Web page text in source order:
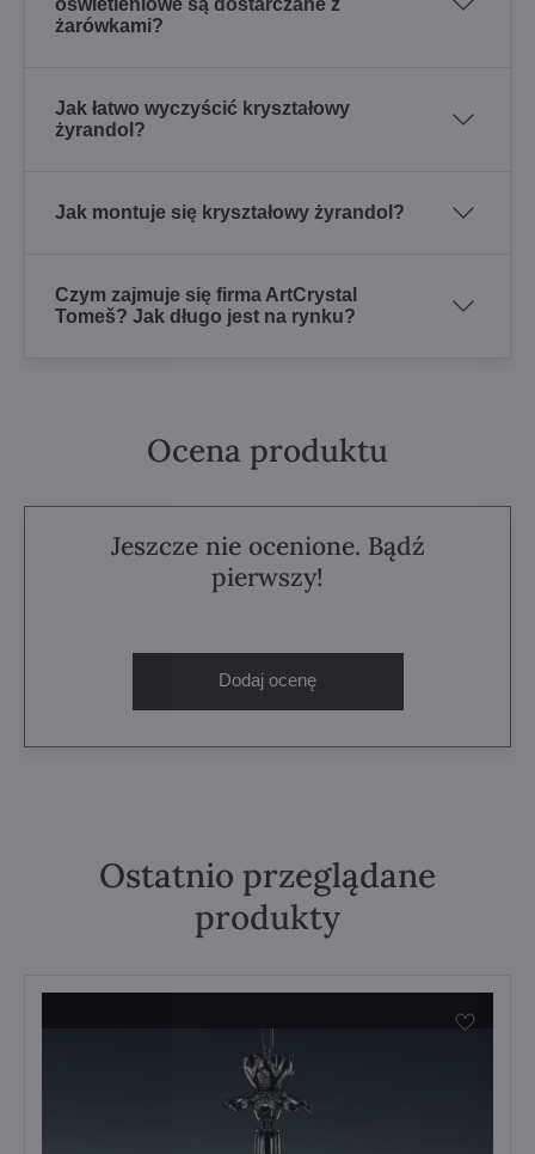
oświetleniowe są dostarczane z
żarówkami?
Jak łatwo wyczyścić kryształowy
żyrandol?
Jak montuje się kryształowy żyrandol?
Czym zajmuje się firma ArtCrystal
Tomeš? Jak długo jest na rynku?
Ocena produktu
Jeszcze nie ocenione. Bądź
pierwszy!
Dodaj ocenę
Ostatnio przeglądane
produkty